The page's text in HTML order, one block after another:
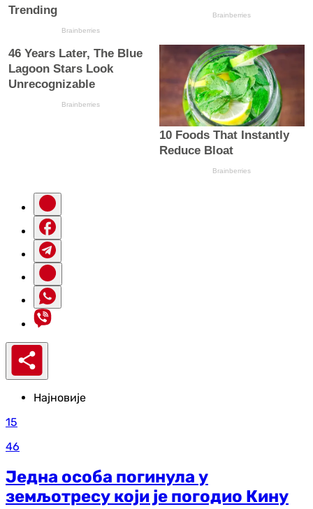
Најновије
15
46
Једна особа погинула у
земљотресу који је погодио Кину